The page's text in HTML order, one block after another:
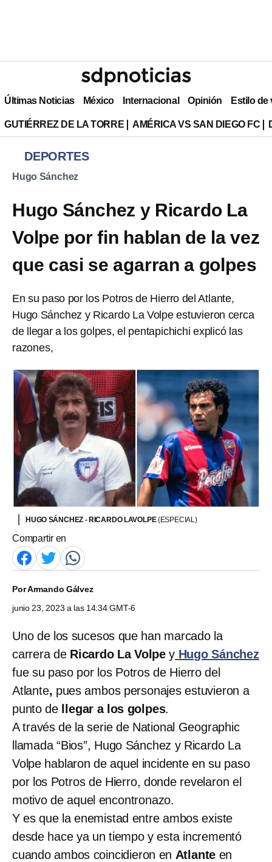
Últimas Noticias México Internacional Opinión Estilo de
GUTIÉRREZ DE LA TORRE AMÉRICA VS SAN DIEGO FC
DEPORTES
Hugo Sánchez
Hugo Sánchez y Ricardo La
Volpe por fin hablan de la vez
que casi se agarran a golpes
En su paso por los Potros de Hierro del Atlante,
Hugo Sánchez y Ricardo La Volpe estuvieron cerca
de llegar a los golpes, el pentapichichi explicó las
razones,
HUGO SÁNCHEZ - RICARDO LAVOLPE(ESPECIAL)
Compartir en
PorArmando Gálvez
junio 23, 2023 a las 14:34 GMT-6
Uno de los sucesos que han marcado la
carrera de Ricardo La Volpey Hugo Sánchez
fue su paso por los Potros de Hierro del
Atlante, pues ambos personajes estuvieron a
punto de llegar a los golpes.
A través de la serie de National Geographic
llamada “Bios”, Hugo Sánchez y Ricardo La
Volpe hablaron de aquel incidente en su paso
por los Potros de Hierro, donde revelaron el
motivo de aquel encontronazo.
Y es que la enemistad entre ambos existe
desde hace ya un tiempo y esta incrementó
cuando ambos coincidieron en Atlante en